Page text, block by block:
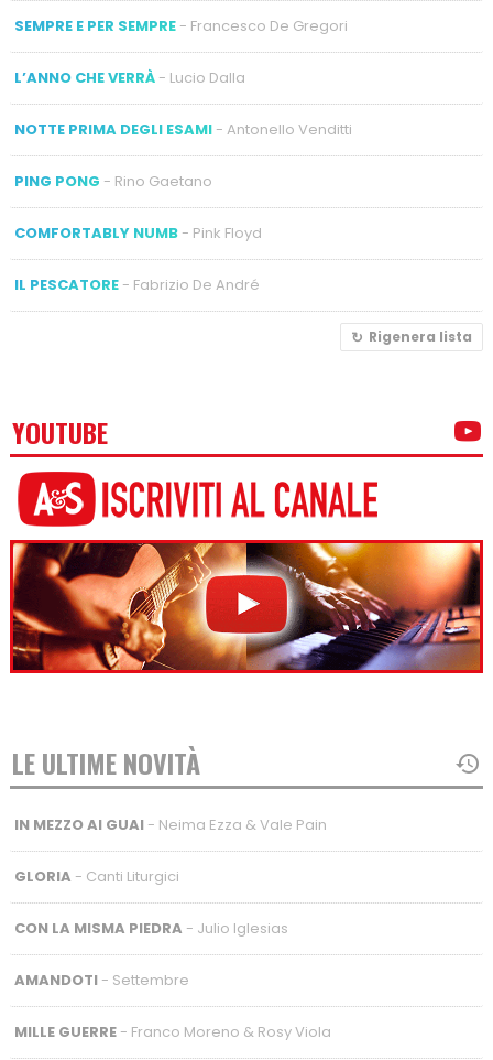
SEMPRE E PER SEMPRE- Francesco De Gregori
L’ANNO CHE VERRÀ- Lucio Dalla
NOTTE PRIMA DEGLI ESAMI- Antonello Venditti
PING PONG - Rino Gaetano
COMFORTABLY NUMB- Pink Floyd
IL PESCATORE- Fabrizio De André
Rigenera lista
YOUTUBE
LE ULTIME NOVITÀ
IN MEZZO AI GUAI- Neima Ezza & Vale Pain
GLORIA - Canti Liturgici
CON LA MISMA PIEDRA - Julio Iglesias
AMANDOTI- Settembre
MILLE GUERRE- Franco Moreno & Rosy Viola